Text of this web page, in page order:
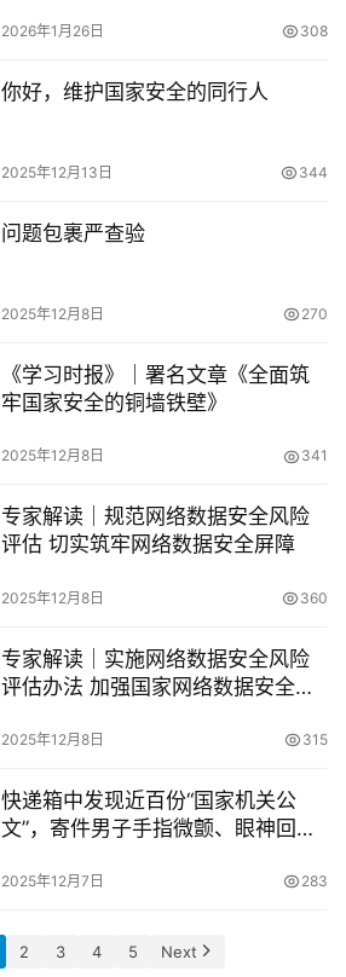
2026年1月26日 308
你好，维护国家安全的同行人
2025年12月13日 344
问题包裹严查验
2025年12月8日 270
《学习时报》｜署名文章《全面筑
牢国家安全的铜墙铁壁》
2025年12月8日 341
专家解读｜规范网络数据安全风险
评估 切实筑牢网络数据安全屏障
2025年12月8日 360
专家解读｜实施网络数据安全风险
评估办法 加强国家网络数据安全能
2025年12月8日 315
快递箱中发现近百份“国家机关公
文”，寄件男子手指微颤、眼神回
2025年12月7日 283
2 3 4 5 Next